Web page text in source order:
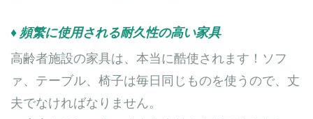
♦ 頻繁に使用される耐久性の高い家具
高齢者施設の家具は、本当に酷使されます！ソフ
ァ、テーブル、椅子は毎日同じものを使うので、丈
夫でなければなりません。